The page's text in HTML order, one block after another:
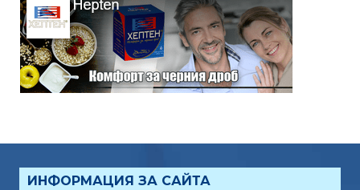
ИНФОРМАЦИЯ ЗА САЙТА